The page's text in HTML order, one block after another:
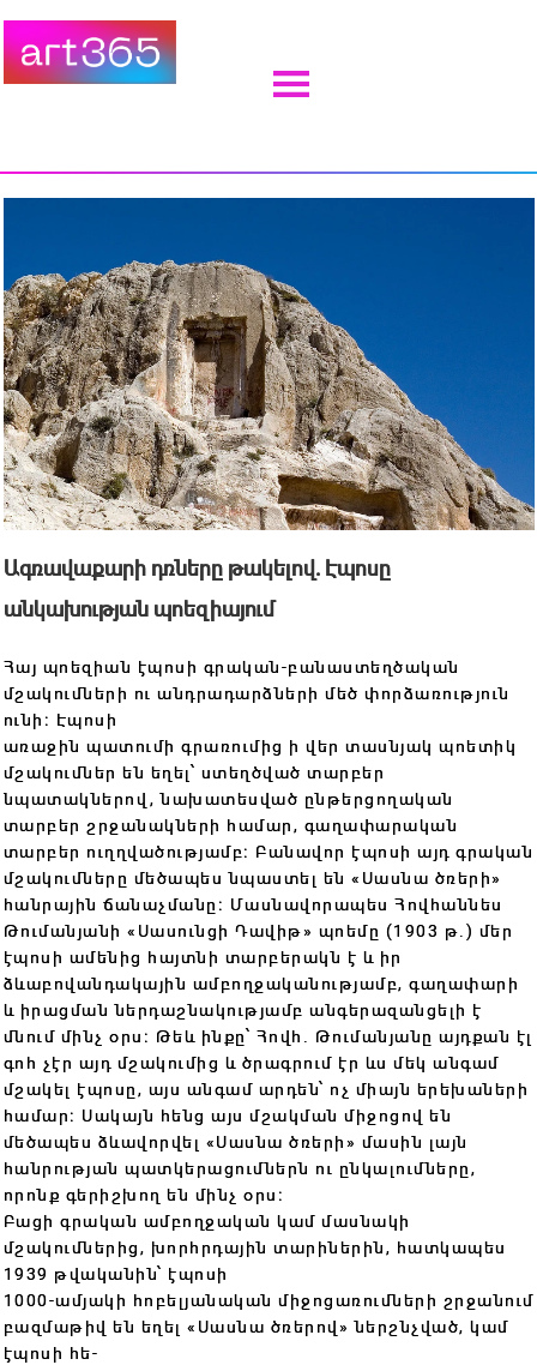
Ագռավաքարի դռները թակելով․ Էպոսը
անկախության պոեզիայում
Հայ պոեզիան էպոսի գրական-բանաստեղծական
մշակումների ու անդրադարձների մեծ փորձառություն
ունի։ Էպոսի
առաջին պատումի գրառումից ի վեր տասնյակ պոետիկ
մշակումներ են եղել՝ ստեղծված տարբեր
նպատակներով, նախատեսված ընթերցողական
տարբեր շրջանակների համար, գաղափարական
տարբեր ուղղվածությամբ։ Բանավոր էպոսի այդ գրական
մշակումները մեծապես նպաստել են «Սասնա ծռերի»
հանրային ճանաչմանը։ Մասնավորապես Հովհաննես
Թումանյանի «Սասունցի Դավիթ» պոեմը (1903 թ․) մեր
էպոսի ամենից հայտնի տարբերակն է և իր
ձևաբովանդակային ամբողջականությամբ, գաղափարի
և իրացման ներդաշնակությամբ անգերազանցելի է
մնում մինչ օրս։ Թեև ինքը՝ Հովհ. Թումանյանը այդքան էլ
գոհ չէր այդ մշակումից և ծրագրում էր ևս մեկ անգամ
մշակել էպոսը, այս անգամ արդեն՝ ոչ միայն երեխաների
համար։ Սակայն հենց այս մշակման միջոցով են
մեծապես ձևավորվել «Սասնա ծռերի» մասին լայն
հանրության պատկերացումներն ու ընկալումները,
որոնք գերիշխող են մինչ օրս։
Բացի գրական ամբողջական կամ մասնակի
մշակումներից, խորհրդային տարիներին, հատկապես
1939 թվականին՝ էպոսի
1000-ամյակի հոբելյանական միջոցառումների շրջանում
բազմաթիվ են եղել «Սասնա ծռերով» ներշնչված, կամ
էպոսի հե-